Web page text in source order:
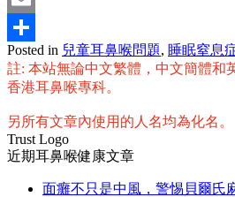
Email
分
享
Posted in 兒童耳鼻喉問題, 睡眠窒息
註: 本站無論中文繁體，中文簡體和
香港耳鼻喉專科。
另所有文章內使用的人名均為化名。
Trust Logo
近期耳鼻喉健康文章
面癱不只是中風，警惕貝爾氏